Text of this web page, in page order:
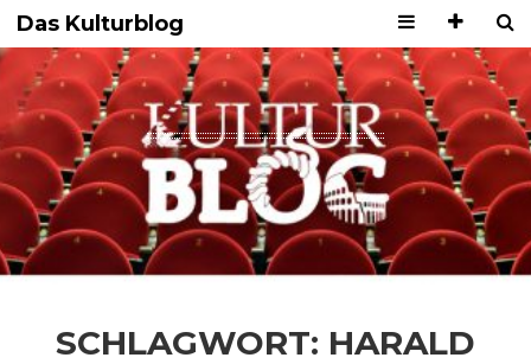
Das Kulturblog
SCHLAGWORT: HARALD